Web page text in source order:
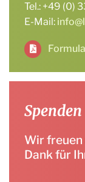
Tel.: +49 (0)
E-Mail:
Spenden
Wir freuen
Dank für